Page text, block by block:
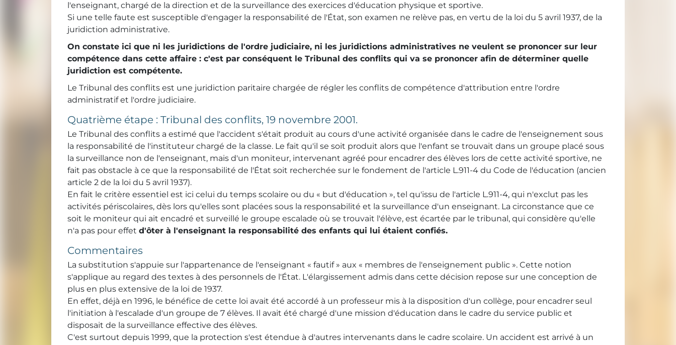
l'enseignant, chargé de la direction et de la surveillance des exercices d'éducation physique et sportive.
Si une telle faute est susceptible d'engager la responsabilité de l'État, son examen ne relève pas, en vertu de la loi du 5 avril 1937, de la
juridiction administrative.
On constate ici que ni les juridictions de l'ordre judiciaire, ni les juridictions administratives ne veulent se prononcer sur leur
compétence dans cette affaire : c'est par conséquent le Tribunal des conflits qui va se prononcer afin de déterminer quelle
juridiction est compétente.
Le Tribunal des conflits est une juridiction paritaire chargée de régler les conflits de compétence d'attribution entre l'ordre
administratif et l'ordre judiciaire.
Quatrième étape : Tribunal des conflits, 19 novembre 2001.
Le Tribunal des conflits a estimé que l'accident s'était produit au cours d'une activité organisée dans le cadre de l'enseignement sous
la responsabilité de l'instituteur chargé de la classe. Le fait qu'il se soit produit alors que l'enfant se trouvait dans un groupe placé sous
la surveillance non de l'enseignant, mais d'un moniteur, intervenant agréé pour encadrer des élèves lors de cette activité sportive, ne
fait pas obstacle à ce que la responsabilité de l'État soit recherchée sur le fondement de l'article L.911-4 du Code de l'éducation (ancien
article 2 de la loi du 5 avril 1937).
En fait le critère essentiel est ici celui du temps scolaire ou du « but d'éducation », tel qu'issu de l'article L.911-4, qui n'exclut pas les
activités périscolaires, dès lors qu'elles sont placées sous la responsabilité et la surveillance d'un enseignant. La circonstance que ce
soit le moniteur qui ait encadré et surveillé le groupe escalade où se trouvait l'élève, est écartée par le tribunal, qui considère qu'elle
n'a pas pour effet d'ôter à l'enseignant la responsabilité des enfants qui lui étaient confiés.
Commentaires
La substitution s'appuie sur l'appartenance de l'enseignant « fautif » aux « membres de l'enseignement public ». Cette notion
s'applique au regard des textes à des personnels de l'État. L'élargissement admis dans cette décision repose sur une conception de
plus en plus extensive de la loi de 1937.
En effet, déjà en 1996, le bénéfice de cette loi avait été accordé à un professeur mis à la disposition d'un collège, pour encadrer seul
l'initiation à l'escalade d'un groupe de 7 élèves. Il avait été chargé d'une mission d'éducation dans le cadre du service public et
disposait de la surveillance effective des élèves.
C'est surtout depuis 1999, que la protection s'est étendue à d'autres intervenants dans le cadre scolaire. Un accident est arrivé à un